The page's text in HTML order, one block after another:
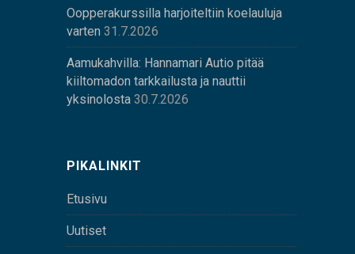
Oopperakurssilla harjoiteltiin koelauluja
varten 31.7.2026
Aamukahvilla: Hannamari Autio pitää
kiiltomadon tarkkailusta ja nauttii
yksinolosta 30.7.2026
PIKALINKIT
Etusivu
Uutiset